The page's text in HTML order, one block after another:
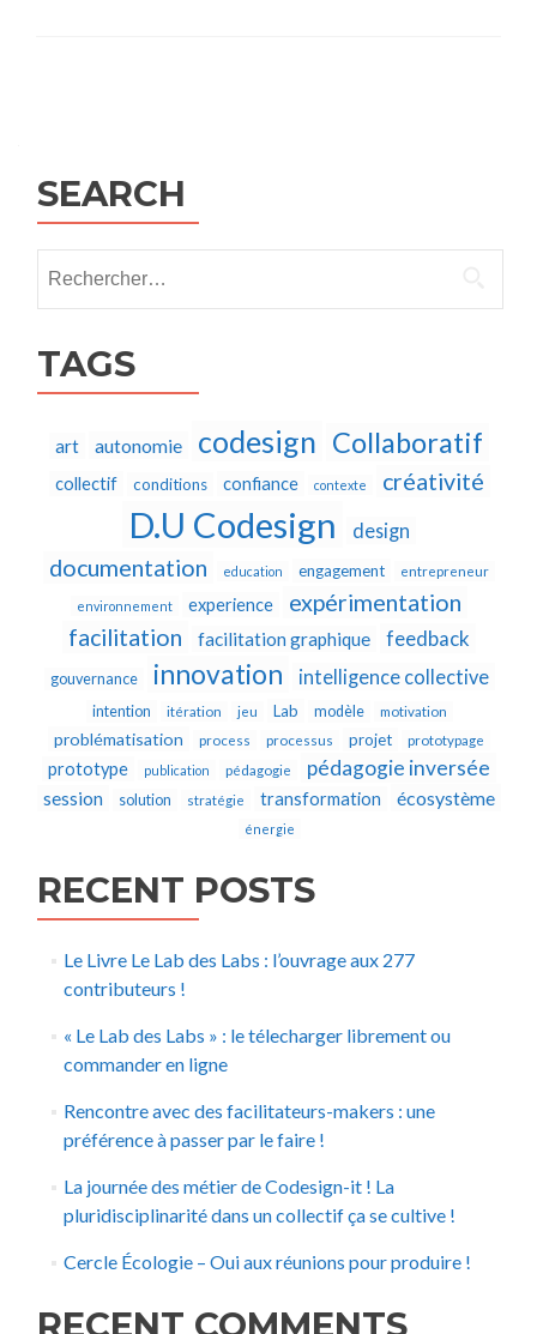
SEARCH
TAGS
art autonomie codesign Collaboratif
collectif conditions confiance contexte créativité
D.U Codesign design
documentation education engagement entrepreneur
environnement experience
expérimentation
facilitation
facilitation graphique feedback
gouvernance innovation intelligence collective
intention itération jeu Lab modèle motivation
problématisation process processus projet prototypage
prototype publication pédagogie pédagogie inversée
session solution stratégie transformation écosystème
énergie
RECENT POSTS
Le Livre Le Lab des Labs : l’ouvrage aux 277
contributeurs !
« Le Lab des Labs » : le télecharger librement ou
commander en ligne
Rencontre avec des facilitateurs-makers : une
préférence à passer par le faire !
La journée des métier de Codesign-it ! La
pluridisciplinarité dans un collectif ça se cultive !
Cercle Écologie – Oui aux réunions pour produire !
RECENT COMMENTS